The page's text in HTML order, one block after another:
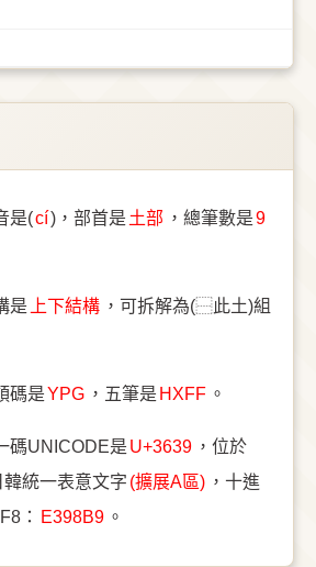
是(cí)，部首是 ⼟部 ，總筆數是9
是 上下結構 ，可拆解為(⿱此土)組
碼是YPG ，五筆是 HXFF 。
碼UNICODE是 U+3639 ，位於
統一表意文字 (擴展A區) ，十進
： E398B9 。